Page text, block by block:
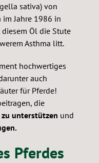
sativa) von
Jahre 1986 in
Öl die Stute
Asthma litt.
hochwertiges
auch
für Pferde!
die
unterstützen und
Pferdes